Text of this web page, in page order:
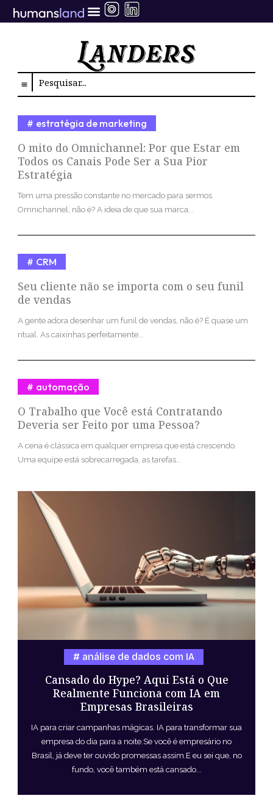
para
Search
O mito do Omnichannel: Por que Estar em
Todos os Canais Pode Ser a Sua Pior
Estratégia
estratégia de marketing
Tem uma pressão constante no mercado para sermos
Omnichannel, não é? A ideia de que sua marca...
Seu cliente não se importa com o seu funil
de vendas
CRM
A gente adora desenhar um funil de vendas, não é? É quase um
ritual. As caixinhas perfeitamente...
O Trabalho que Você está Contratando
Deveria ser Feito por uma Pessoa?
automação
A cena é clássica em qualquer empresa que está crescendo.
Uma equipe está sobrecarregada, as tarefas...
Cansado do Hype? Aqui Está o Que
Realmente Funciona com IA em
Empresas Brasileiras
análise de dados com IA
IA para criar campanhas mágicas. IA para transformar sua
empresa do dia para a noite.Se você é empresário no
Brasil, já deve ter ouvido promessas assim.E eu sei que, no
fundo, você também está cansado...